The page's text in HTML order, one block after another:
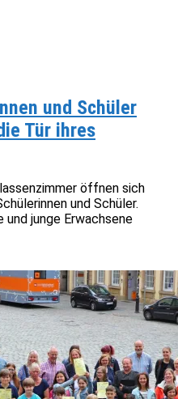
und Schüler
Tür ihres
öffnen sich
und Schüler.
und junge Erwachsene